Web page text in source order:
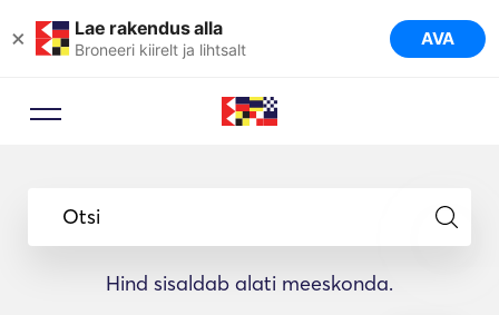
× Lae rakendus alla
Broneeri kiirelt ja lihtsalt AVA
Otsi
Hind sisaldab alati meeskonda.